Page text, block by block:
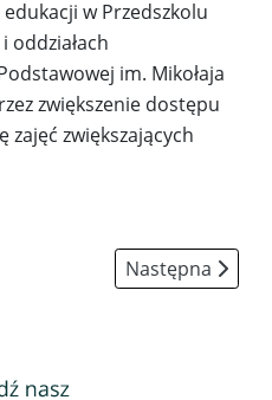
w Przedszkolu
oddziałach
im. Mikołaja
zwiększenie dostępu
zajęć zwiększających
na polanie"Następna
Następna